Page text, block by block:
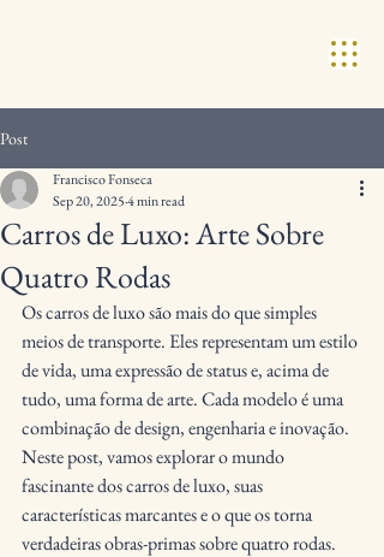
Post
Carros de Luxo: Arte Sobre
Quatro Rodas
Francisco Fonseca
Sep 20, 20254 min read
Os carros de luxo são mais do que simples
meios de transporte. Eles representam um estilo
de vida, uma expressão de status e, acima de
tudo, uma forma de arte. Cada modelo é uma
combinação de design, engenharia e inovação.
Neste post, vamos explorar o mundo
fascinante dos carros de luxo, suas
características marcantes e o que os torna
verdadeiras obras-primas sobre quatro rodas.